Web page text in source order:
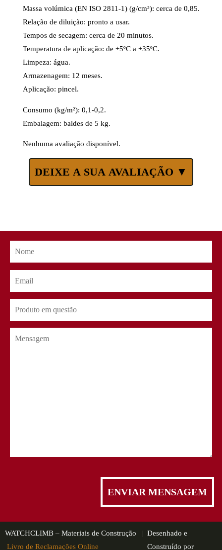
Massa volúmica (EN ISO 2811-1) (g/cm³): cerca de 0,85.
Relação de diluição: pronto a usar.
Tempos de secagem: cerca de 20 minutos.
Temperatura de aplicação: de +5ºC a +35ºC.
Limpeza: água.
Armazenagem: 12 meses.
Aplicação: pincel.
Consumo (kg/m²): 0,1-0,2.
Embalagem: baldes de 5 kg.
Nenhuma avaliação disponível.
DEIXE A SUA AVALIAÇÃO ▼
WATCHCLIMB – Materiais de Construção |
Livro de Reclamações Online
Desenhado e
Construído por